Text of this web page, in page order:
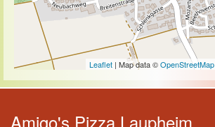
Leaflet | Map data ©OpenStreetMap
Amigo's Pizza Laupheim